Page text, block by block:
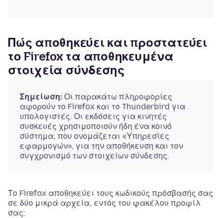
Πώς αποθηκεύει και προστατεύει
το Firefox τα αποθηκευμένα
στοιχεία σύνδεσης
Σημείωση: Οι παρακάτω πληροφορίες
αφορούν το Firefox και το Thunderbird για
υπολογιστές. Οι εκδόσεις για κινητές
συσκευές χρησιμοποιούν ήδη ένα κοινό
σύστημα, που ονομάζεται «Υπηρεσίες
εφαρμογών», για την αποθήκευση και τον
συγχρονισμό των στοιχείων σύνδεσης.
Το Firefox αποθηκεύει τους κωδικούς πρόσβασής σας
σε δύο μικρά αρχεία, εντός του φακέλου προφίλ
σας: